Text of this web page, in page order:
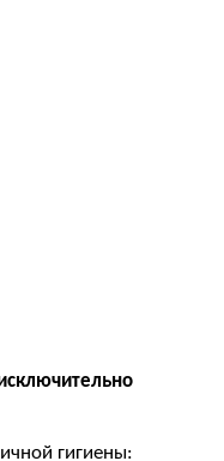
гигиены: